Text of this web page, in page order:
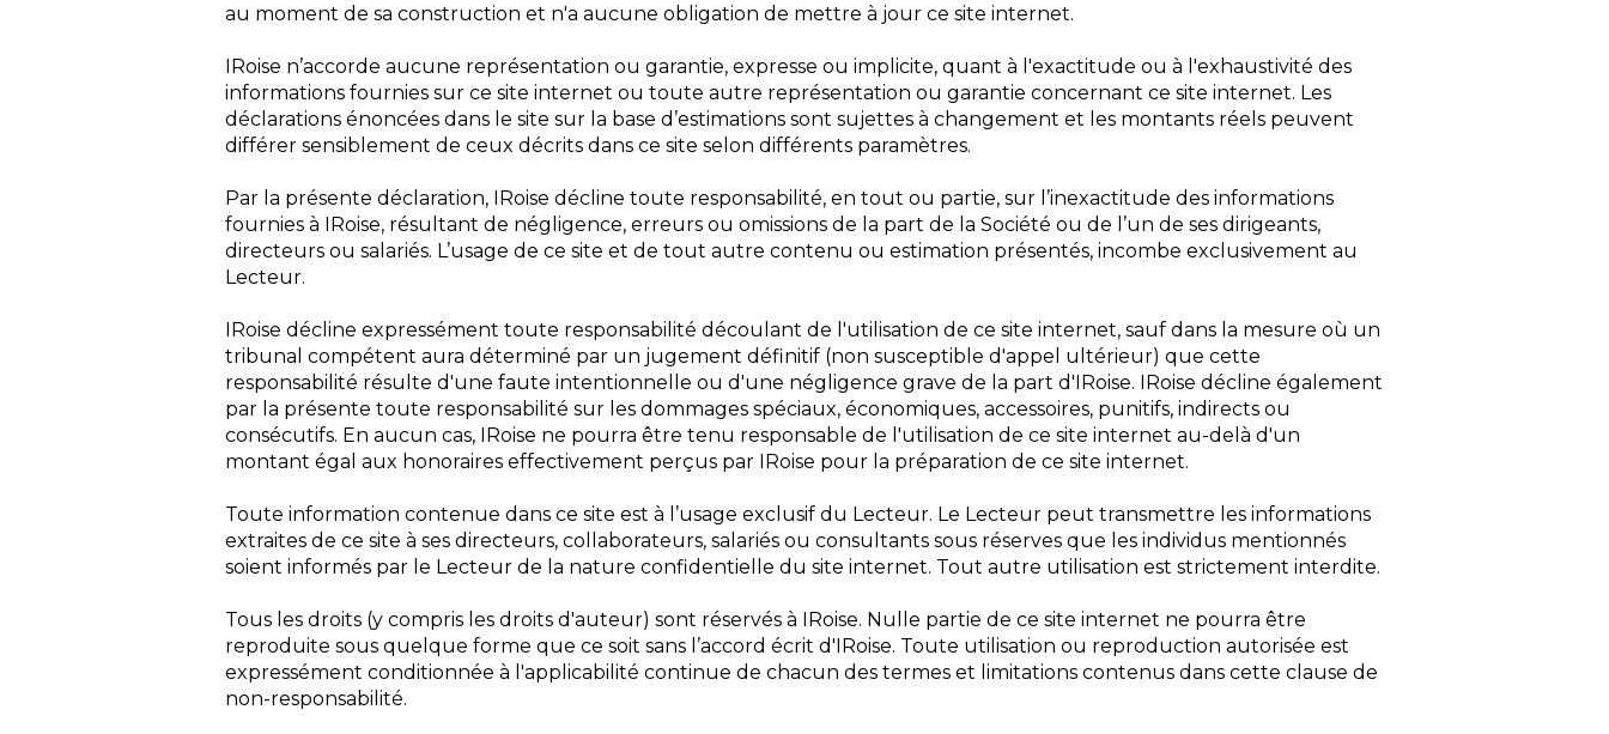
au moment de sa construction et n'a aucune obligation de mettre à jour ce site internet.
IRoise n’accorde aucune représentation ou garantie, expresse ou implicite, quant à l'exactitude ou à l'exhaustivité des
informations fournies sur ce site internet ou toute autre représentation ou garantie concernant ce site internet. Les
déclarations énoncées dans le site sur la base d’estimations sont sujettes à changement et les montants réels peuvent
différer sensiblement de ceux décrits dans ce site selon différents paramètres.
Par la présente déclaration, IRoise décline toute responsabilité, en tout ou partie, sur l’inexactitude des informations
fournies à IRoise, résultant de négligence, erreurs ou omissions de la part de la Société ou de l’un de ses dirigeants,
directeurs ou salariés. L’usage de ce site et de tout autre contenu ou estimation présentés, incombe exclusivement au
Lecteur.
IRoise décline expressément toute responsabilité découlant de l'utilisation de ce site internet, sauf dans la mesure où un
tribunal compétent aura déterminé par un jugement définitif (non susceptible d'appel ultérieur) que cette
responsabilité résulte d'une faute intentionnelle ou d'une négligence grave de la part d'IRoise. IRoise décline également
par la présente toute responsabilité sur les dommages spéciaux, économiques, accessoires, punitifs, indirects ou
consécutifs. En aucun cas, IRoise ne pourra être tenu responsable de l'utilisation de ce site internet au-delà d'un
montant égal aux honoraires effectivement perçus par IRoise pour la préparation de ce site internet.
Toute information contenue dans ce site est à l’usage exclusif du Lecteur. Le Lecteur peut transmettre les informations
extraites de ce site à ses directeurs, collaborateurs, salariés ou consultants sous réserves que les individus mentionnés
soient informés par le Lecteur de la nature confidentielle du site internet. Tout autre utilisation est strictement interdite.
Tous les droits (y compris les droits d'auteur) sont réservés à IRoise. Nulle partie de ce site internet ne pourra être
reproduite sous quelque forme que ce soit sans l’accord écrit d'IRoise. Toute utilisation ou reproduction autorisée est
expressément conditionnée à l'applicabilité continue de chacun des termes et limitations contenus dans cette clause de
non-responsabilité.